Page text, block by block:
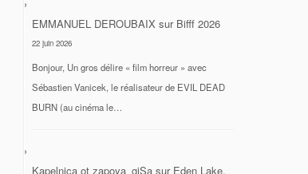
EMMANUEL DEROUBAIX sur Bifff 2026
22 juin 2026
Bonjour, Un gros délire « film horreur » avec
Sébastien Vanicek, le réalisateur de EVIL DEAD
BURN (au cinéma le…
Kapelnica ot zapoya_gjSa sur Eden Lake,